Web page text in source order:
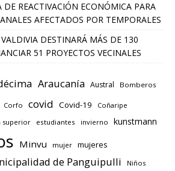
REACTIVACIÓN ECONÓMICA PARA
AFECTADOS POR TEMPORALES
DESTINARÁ MÁS DE 130
51 PROYECTOS VECINALES
Araucanía Austral Bomberos
Corfo covid Covid-19 Coñaripe
superior estudiantes invierno kunstmann
Minvu mujer mujeres
de Panguipulli Niños